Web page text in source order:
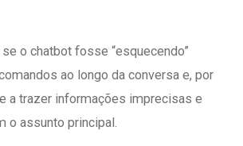
o chatbot fosse “esquecendo”
ao longo da conversa e, por
a trazer informações imprecisas e
o assunto principal.